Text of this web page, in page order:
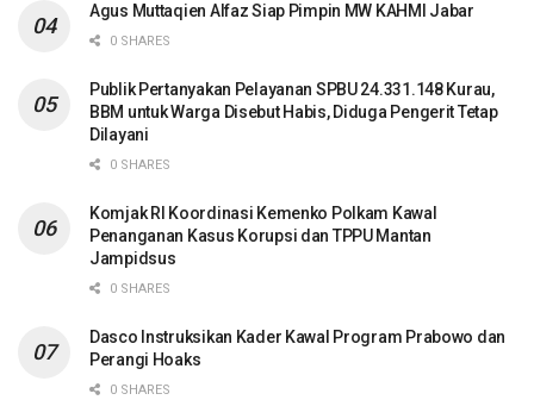
Agus Muttaqien Alfaz Siap Pimpin MW KAHMI Jabar
0 SHARES
Publik Pertanyakan Pelayanan SPBU 24.331.148 Kurau,
BBM untuk Warga Disebut Habis, Diduga Pengerit Tetap
Dilayani
0 SHARES
Komjak RI Koordinasi Kemenko Polkam Kawal
Penanganan Kasus Korupsi dan TPPU Mantan
Jampidsus
0 SHARES
Dasco Instruksikan Kader Kawal Program Prabowo dan
Perangi Hoaks
0 SHARES